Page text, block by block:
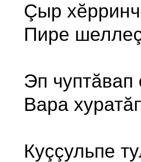
Çыр
Пире
Эп
Вара
Куççульпе